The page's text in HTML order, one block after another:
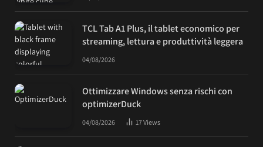
TCL Tab A1 Plus, il tablet economico per
streaming, lettura e produttività leggera
04/08/2026
Ottimizzare Windows senza rischi con
optimizerDuck
04/08/2026 17Views